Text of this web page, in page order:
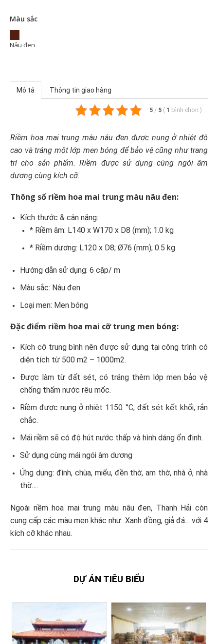
Màu sắc
Nâu đen
Mô tả Thông tin giao hàng
5 / 5 ( 1 bình chọn )
Riềm hoa mai trung màu nâu đen được nung ở nhiệt độ
cao và tráng một lớp men bóng để bảo vệ cũng như trang
trí cho sản phẩm. Riềm được sử dụng cùng ngói âm
dương cùng kích cỡ.
Thông số riềm hoa mai trung màu nâu đen:
Kích thước & cân nặng:
* Riềm âm: L140 x W170 x D8 (mm); 1.0 kg
* Riềm dương: L120 x D8; Ø76 (mm); 0.5 kg
Hướng dẫn sử dụng: 6 cặp/ m
Màu sắc: Nâu đen
Loại men: Men bóng
Đặc điểm riềm hoa mai cỡ trung men bóng:
Kích cỡ trung bình nên được sử dụng tại công trình có
diện tích từ 500 m2 – 1000m2.
Được làm từ đất sét, có tráng thêm lớp men bảo vệ
chống thấm nước rêu mốc.
Riềm được nung ở nhiệt 1150 °C, đất sét kết khối, rắn
chắc.
Mái riềm sẽ có độ hút nước thấp và hình dáng ổn định.
Sử dụng cùng mái ngói âm dương
Ứng dụng: đình, chùa, miếu, đền thờ, am thờ, nhà ở, nhà
thờ….
Ngoài riềm hoa mai trung màu nâu đen, Thanh Hải còn
cung cấp các màu men khác như: Xanh đồng, giả đá… với 4
kích cỡ khác nhau.
DỰ ÁN TIÊU BIỂU